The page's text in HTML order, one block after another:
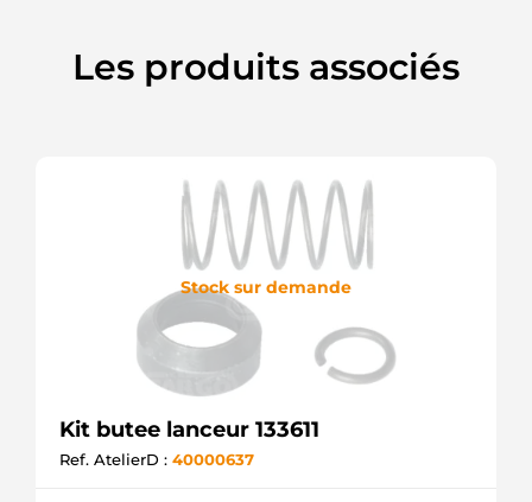
Les produits associés
Stock sur demande
Kit butee lanceur 133611
Ref. AtelierD : 40000637